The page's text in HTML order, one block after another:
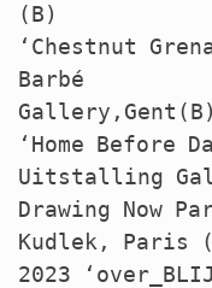
(B)
‘Chestnut
Barbé
Gallery,Gent(B)
‘Home Before
Uitstalling
Drawing Now
Kudlek, Paris
2023